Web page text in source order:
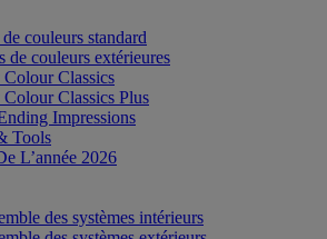
couleurs standard
de couleurs extérieures
Classics
Classics Plus
Impressions
Tools
L’année 2026
des systèmes intérieurs